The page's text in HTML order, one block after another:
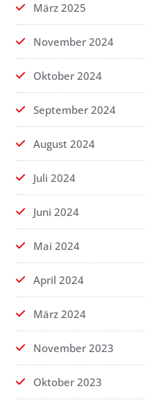
März 2025
November 2024
Oktober 2024
September 2024
August 2024
Juli 2024
Juni 2024
Mai 2024
April 2024
März 2024
November 2023
Oktober 2023